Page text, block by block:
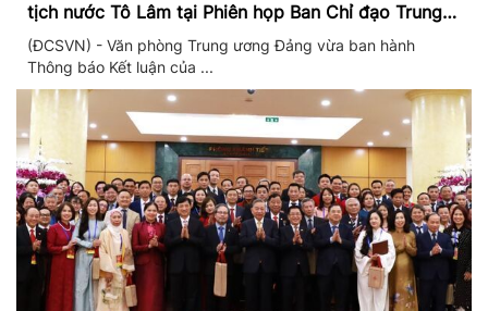
tịch nước Tô Lâm tại Phiên họp Ban Chỉ đạo Trung
ương thực hiện Nghị quyết 57
(ĐCSVN) - Văn phòng Trung ương Đảng vừa ban hành
Thông báo Kết luận của ...